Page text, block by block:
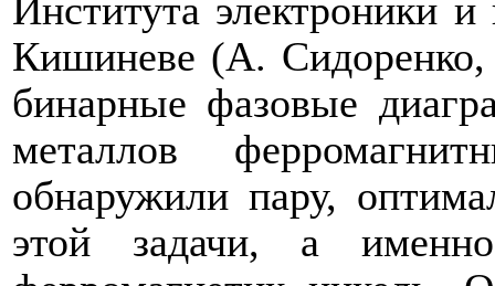
Института электроники
Кишиневе (А. Сидоренко,
бинарные фазовые
металлов
обнаружили пару,
этой задачи, а